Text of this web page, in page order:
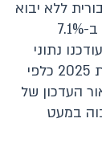
ללא יבוא
ביטחוני ירדה במתינות, והתוצר העסקי צמח ב-7.1%
נתוני
צמיחת התוצר עבור הרבעון השלישי של שנת 2025 כלפי
ולאור העדכון של
התוצר בקצב של 3.1%, גבוה במעט